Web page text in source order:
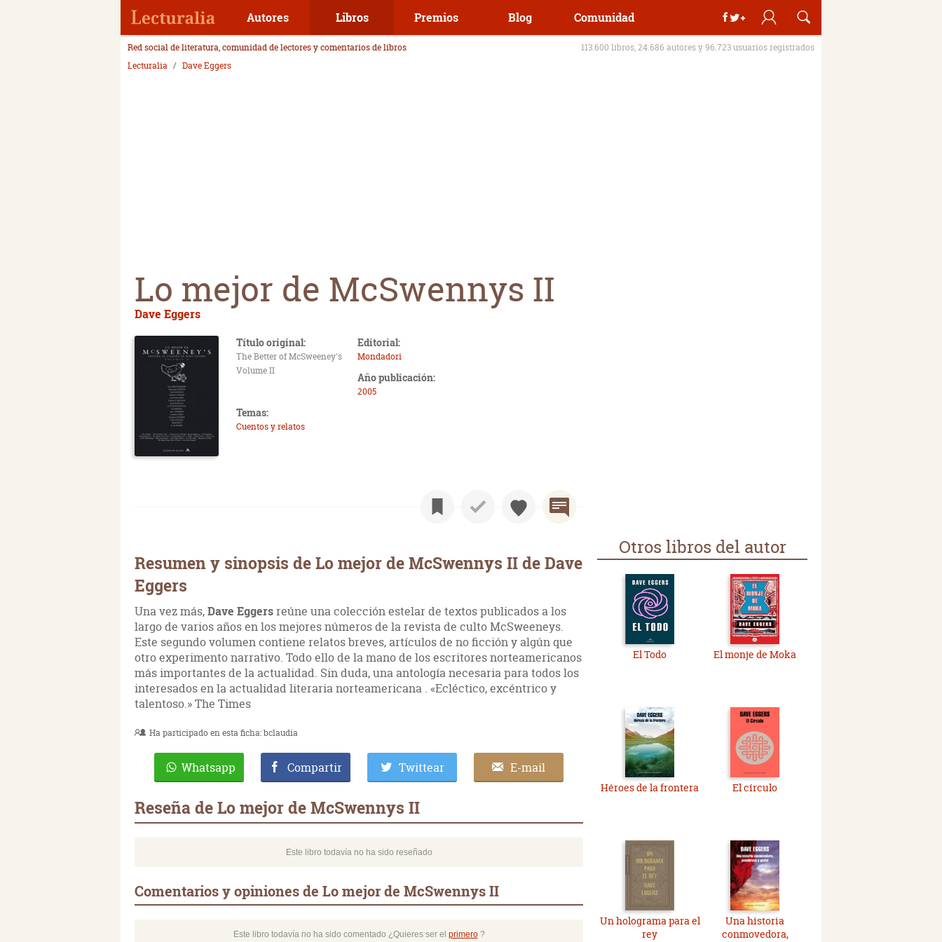
Autores Libros Premios Blog Comunidad
Red social de literatura, comunidad de lectores y comentarios de libros
113.600 libros, 24.686 autores y 96.723 usuarios registrados
Lecturalia
Dave Eggers
Lo mejor de McSwennys II
Dave Eggers
Título original:
The Better of McSweeney's
Volume II
Editorial:
Mondadori
Año publicación:
2005
Temas:
Cuentos y relatos
Resumen y sinopsis de Lo mejor de McSwennys II de Dave
Eggers
Una vez más,Dave Eggersreúne una colección estelar de textos publicados a los
largo de varios años en los mejores números de la revista de culto McSweeneys.
Este segundo volumen contiene relatos breves, artículos de no ficción y algún que
otro experimento narrativo. Todo ello de la mano de los escritores norteamericanos
más importantes de la actualidad. Sin duda, una antología necesaria para todos los
interesados en la actualidad literaria norteamericana . «Ecléctico, excéntrico y
talentoso.» The Times
Ha participado en esta ficha:bclaudia
Whatsapp Compartir Twittear E-mail
Reseña de Lo mejor de McSwennys II
Este libro todavía no ha sido reseñado
Comentarios y opiniones de Lo mejor de McSwennys II
Este libro todavía no ha sido comentado ¿Quieres ser el primero?
Otros libros del autor
El Todo El monje de Moka
Héroes de la frontera El círculo
Un holograma para el
rey
Una historia
conmovedora,